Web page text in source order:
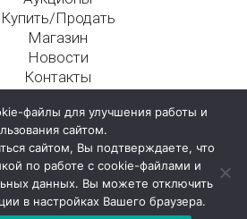
Купить/Продать
Магазин
Новости
Контакты
Никитский пер., д. 4а, стр. 1
файлы для улучшения работы и
сайтом.
сайтом, Вы подтверждаете, что
по работе с cookie-файлами и
данных. Вы можете отключить
в настройках Вашего браузера.